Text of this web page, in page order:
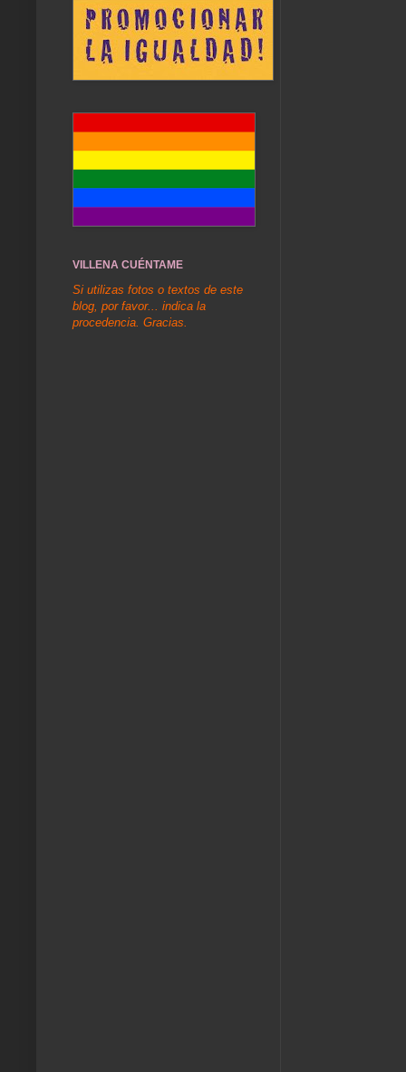
VILLENA CUÉNTAME
Si utilizas fotos o textos de este
blog, por favor... indica la
procedencia. Gracias.